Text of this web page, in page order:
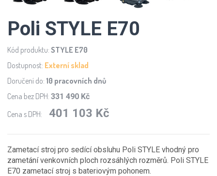
Poli STYLE E70
Kód produktu: STYLE E70
Dostupnost: Externí sklad
Doručení do: 10 pracovních dnů
Cena bez DPH: 331 490 Kč
Cena s DPH: 401 103 Kč
Zametací stroj pro sedící obsluhu Poli STYLE vhodný pro
zametání venkovních ploch rozsáhlých rozměrů. Poli STYLE
E70 zametací stroj s bateriovým pohonem.